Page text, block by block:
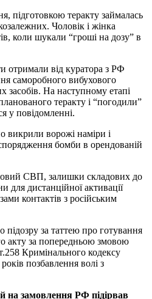
підготовкою теракту займалась
Чоловік і жінка
коли шукали “гроші на дозу” в
отримали від куратора з РФ
саморобного вибухового
На наступному етапі
теракту і “погодили”
у повідомленні.
викрили ворожі наміри і
бомби в орендованій
СВП, залишки складових до
для дистанційної активації
контактів з російським
за таттею про готування
акту за попередньою змовою
Кримінального кодексу
позбавлення волі з
на замовлення РФ підірвав